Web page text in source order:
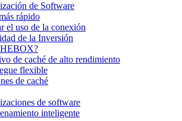
de Software
rápido
el uso de la conexión
de la Inversión
de caché de alto rendimiento
flexible
de caché
de software
inteligente